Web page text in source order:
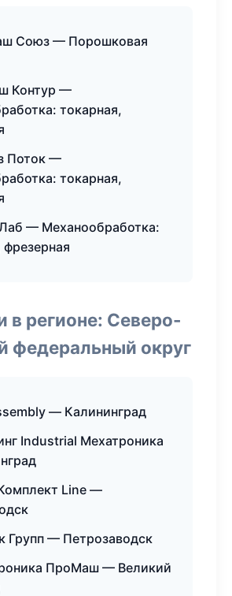
Союз — Порошковая
Контур —
токарная,
Поток —
токарная,
— Механообработка:
в регионе: Северо-
федеральный округ
— Калининград
Industrial Мехатроника
Line —
Групп — Петрозаводск
ПроМаш — Великий